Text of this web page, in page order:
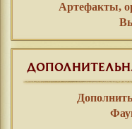
Артефакты,